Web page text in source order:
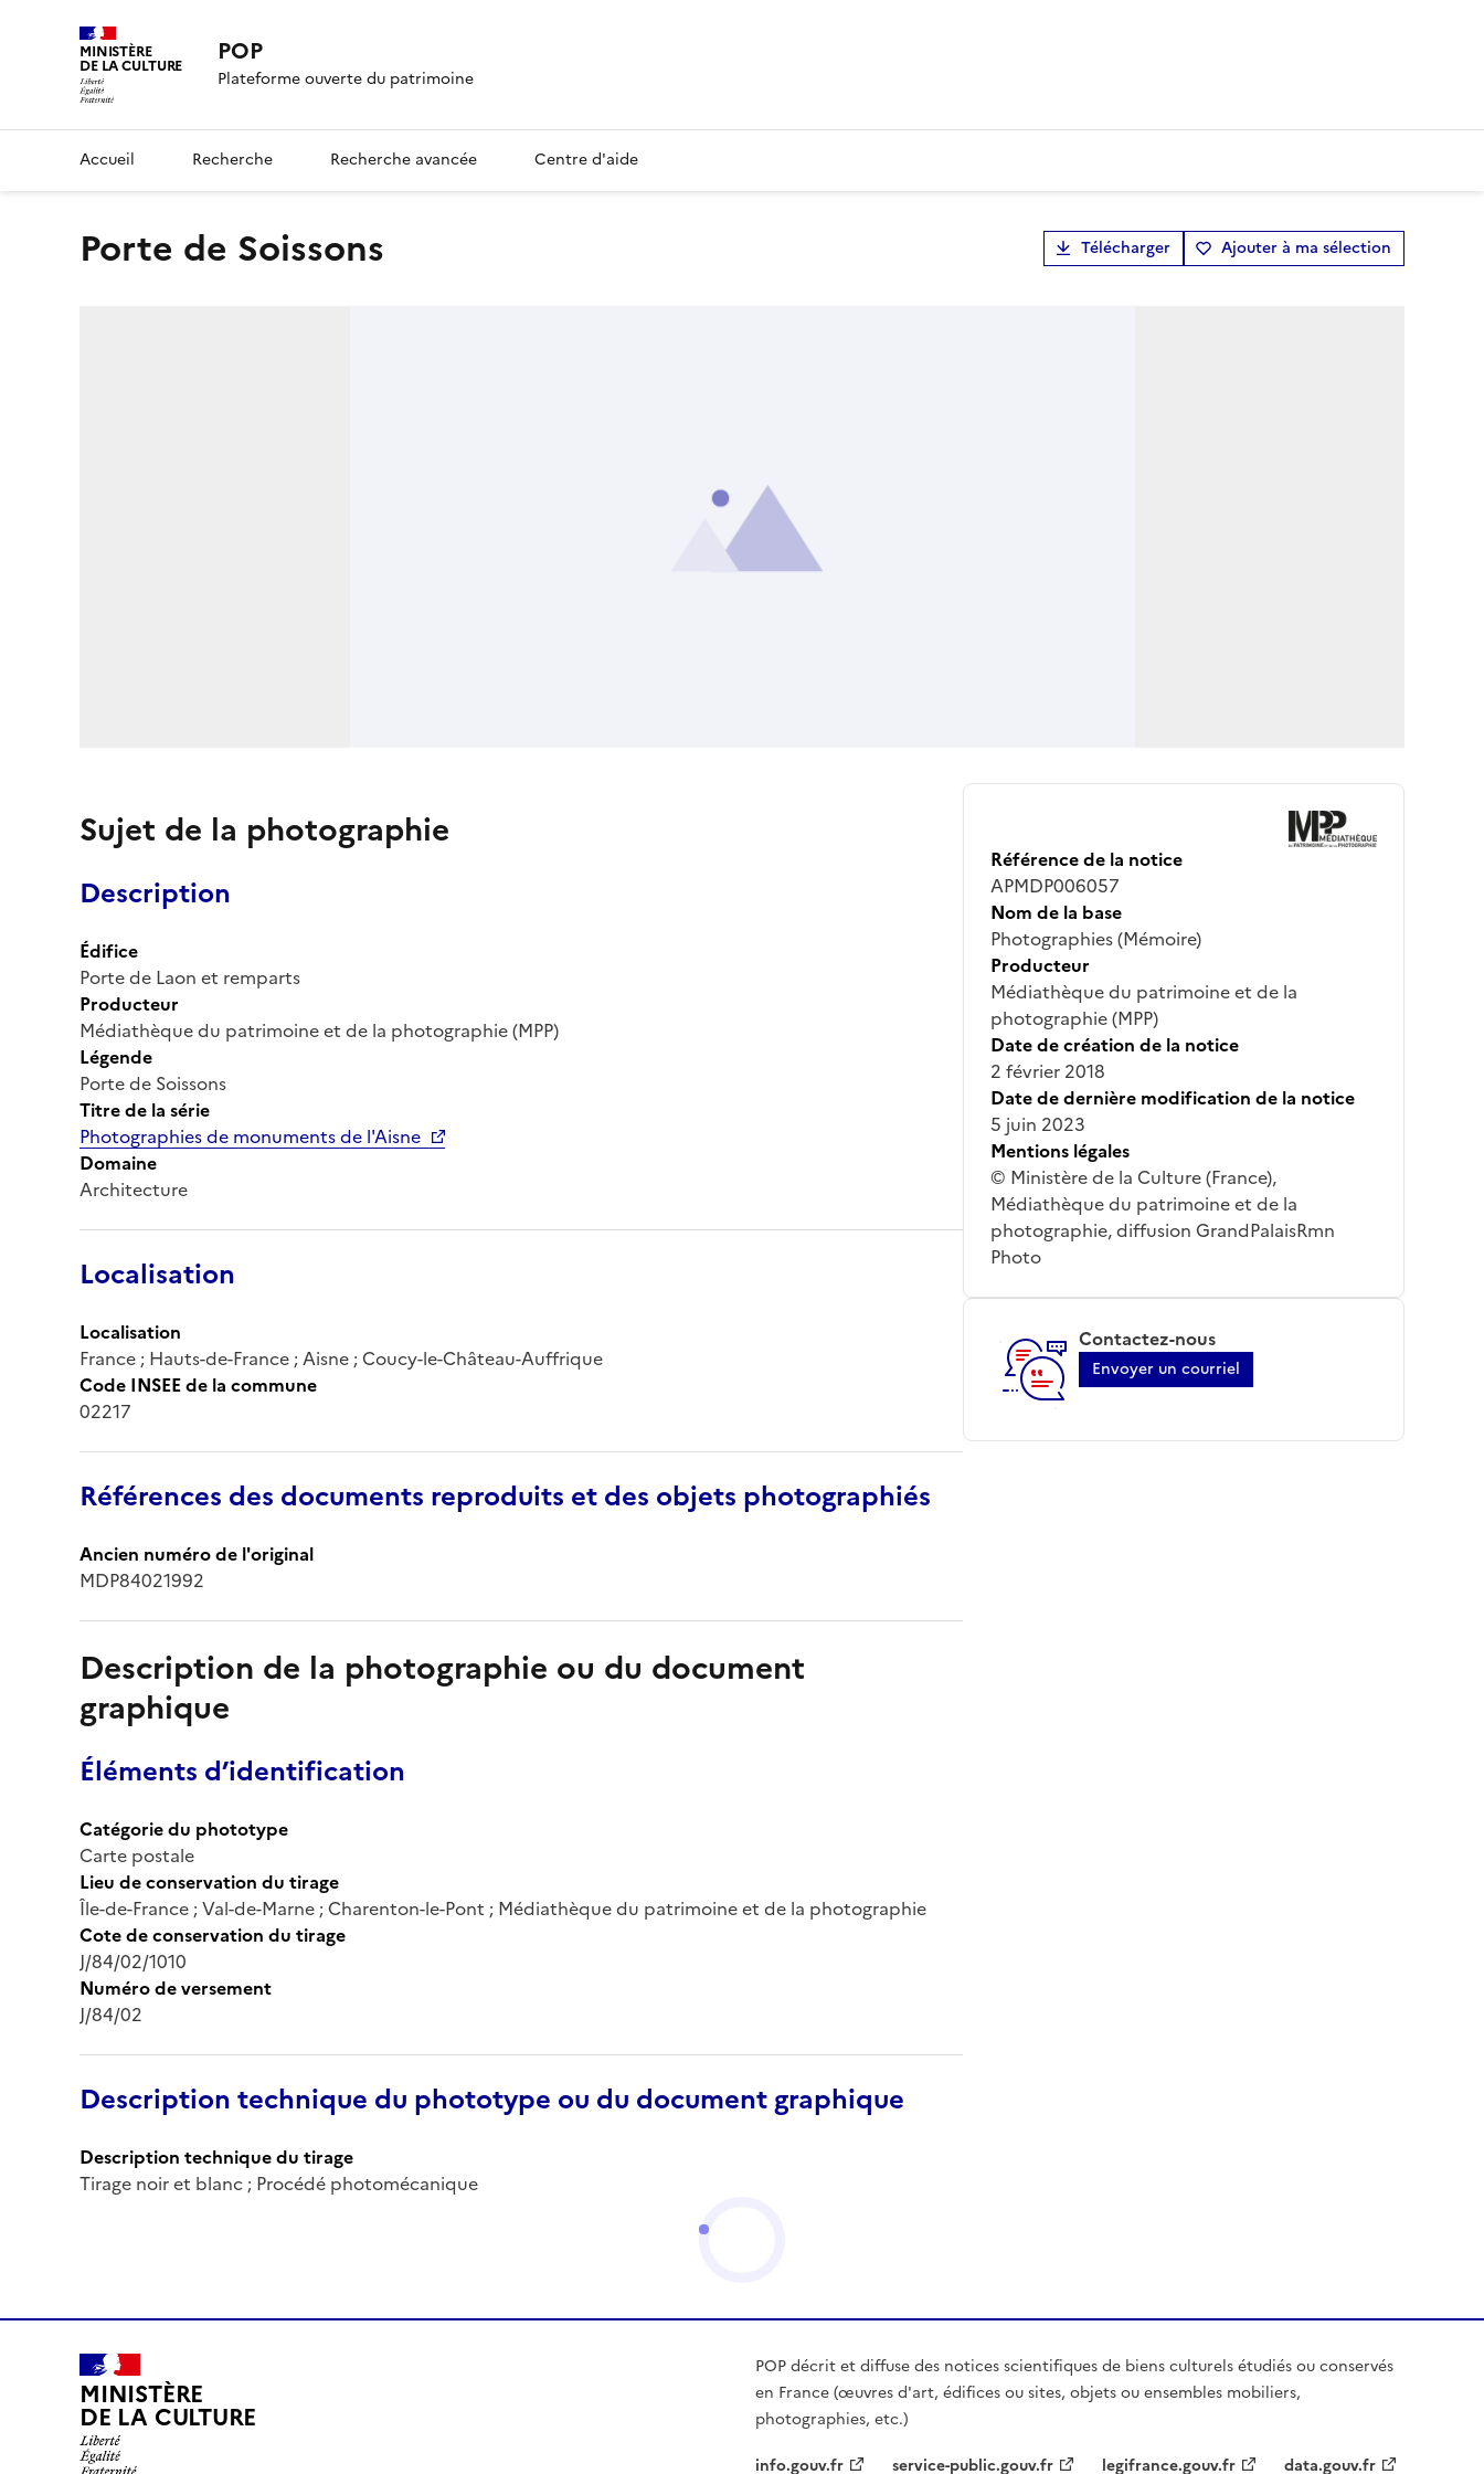
MINISTÈRE
DE LA CULTURE POP
Plateforme ouverte du patrimoine
Accueil Recherche Recherche avancée Centre d'aide
Porte de Soissons Télécharger Ajouter à ma sélection
Sujet de la photographie
Description
Édifice
Porte de Laon et remparts
Producteur
Médiathèque du patrimoine et de la photographie (MPP)
Légende
Porte de Soissons
Titre de la série
Photographies de monuments de l'Aisne
Domaine
Architecture
Localisation
Localisation
France ; Hauts-de-France ; Aisne ; Coucy-le-Château-Auffrique
Code INSEE de la commune
02217
Références des documents reproduits et des objets photographiés
Ancien numéro de l'original
MDP84021992
Description de la photographie ou du document
graphique
Éléments d’identification
Catégorie du phototype
Carte postale
Lieu de conservation du tirage
Île-de-France ; Val-de-Marne ; Charenton-le-Pont ; Médiathèque du patrimoine et de la photographie
Cote de conservation du tirage
J/84/02/1010
Numéro de versement
J/84/02
Description technique du phototype ou du document graphique
Description technique du tirage
Tirage noir et blanc ; Procédé photomécanique
Référence de la notice
APMDP006057
Nom de la base
Photographies (Mémoire)
Producteur
Médiathèque du patrimoine et de la
photographie (MPP)
Date de création de la notice
2 février 2018
Date de dernière modification de la notice
5 juin 2023
Mentions légales
© Ministère de la Culture (France),
Médiathèque du patrimoine et de la
photographie, diffusion GrandPalaisRmn
Photo
Contactez-nous
Envoyer un courriel
MINISTÈRE
DE LA CULTURE
POP décrit et diffuse des notices scientifiques de biens culturels étudiés ou conservés
en France (œuvres d'art, édifices ou sites, objets ou ensembles mobiliers,
photographies, etc.)
info.gouv.fr
service-public.gouv.fr legifrance.gouv.fr data.gouv.fr